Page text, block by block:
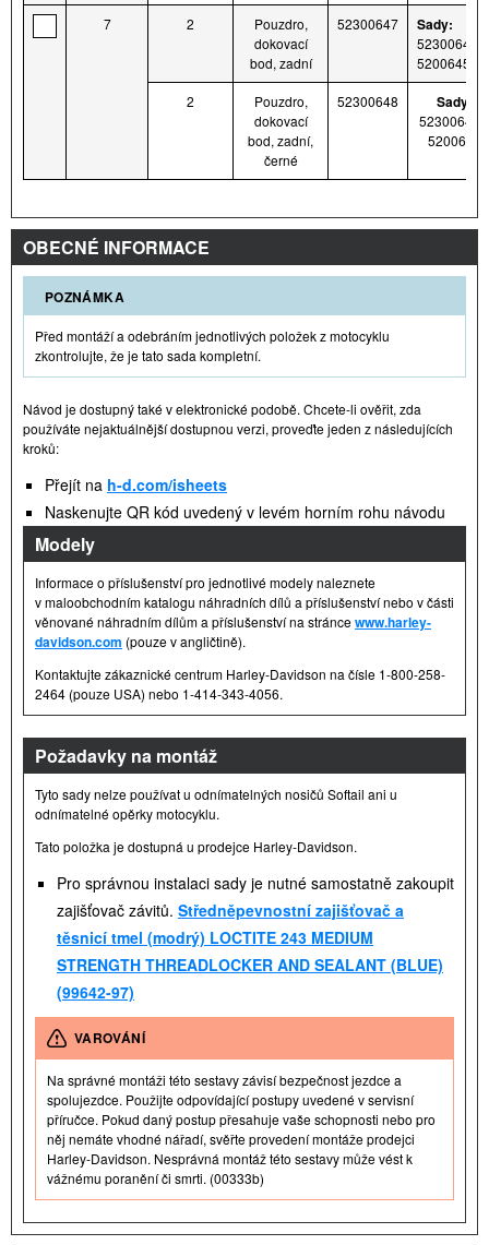
7 2
Pouzdro,
dokovací
bod, zadní
52300647 Sady:
52300643 a
5200645
2
Pouzdro,
dokovací
bod, zadní,
černé
52300648 Sady:
52300644
5200646
OBECNÉ INFORMACE
POZNÁMKA
Před montáží a odebráním jednotlivých položek z motocyklu
zkontrolujte, že je tato sada kompletní.
Návod je dostupný také v elektronické podobě. Chcete-li ověřit, zda
používáte nejaktuálnější dostupnou verzi, proveďte jeden z následujících
kroků:
Přejít na h-d.com/isheets
Naskenujte QR kód uvedený v levém horním rohu návodu
Modely
Informace o příslušenství pro jednotlivé modely naleznete
v maloobchodním katalogu náhradních dílů a příslušenství nebo v části
věnované náhradním dílům a příslušenství na stráncewww.harley-
davidson.com (pouze v angličtině).
Kontaktujte zákaznické centrum Harley-Davidson na čísle 1-800-258-
2464 (pouze USA) nebo 1-414-343-4056.
Požadavky na montáž
Tyto sady nelze používat u odnímatelných nosičů Softail ani u
odnímatelné opěrky motocyklu.
Tato položka je dostupná u prodejce Harley-Davidson.
Pro správnou instalaci sady je nutné samostatně zakoupit
zajišťovač závitů. Středněpevnostní zajišťovač a
těsnicí tmel (modrý) LOCTITE 243 MEDIUM
STRENGTH THREADLOCKER AND SEALANT (BLUE)
(99642-97)
VAROVÁNÍ
Na správné montáži této sestavy závisí bezpečnost jezdce a
spolujezdce. Použijte odpovídající postupy uvedené v servisní
příručce. Pokud daný postup přesahuje vaše schopnosti nebo pro
něj nemáte vhodné nářadí, svěřte provedení montáže prodejci
Harley-Davidson. Nesprávná montáž této sestavy může vést k
vážnému poranění či smrti. (00333b)